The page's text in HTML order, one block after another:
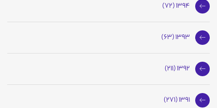
1394 (72)
1393 (63)
1392 (211)
1391 (271)